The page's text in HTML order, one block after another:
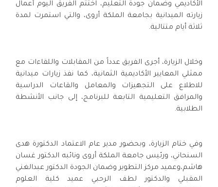
الأكاديمي وضمان جودة التعليم، اختتم الفريق اليوم أعمال
زيارته الميدانية بجامعة الملكة أروى، والتي استمرت لمدة
ثلاثة أيام متتالية.
وخلال الزيارة، أجرى الفريق عدداً من المقابلات واللقاءات مع
ممثلي المعايير الأكاديمية الثمانية، كما نفذ زيارات ميدانية
للاطلاع على التجهيزات والمعامل والقاعات الدراسية
والمرافق التعليمية التابعة للبرنامج، إلى جانب الأنشطة
الطلابية.
وفي ختام الزيارة، وبحضور مدير عام الاعتماد الدكتورة هدى
السنحاني، ورئيس جامعة الملكة أروى ونائبه الدكتور غسان
هاشم،وعميد مركز التطوير وضمان الجودة الدكتور عبدالغني
المقبلي والدكتور لطف الرحبي عميد كلية العلوم